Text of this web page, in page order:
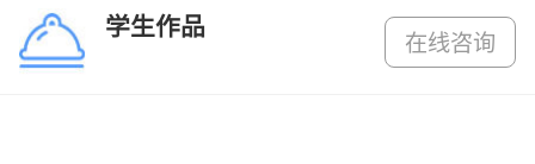
学生作品
在线咨询